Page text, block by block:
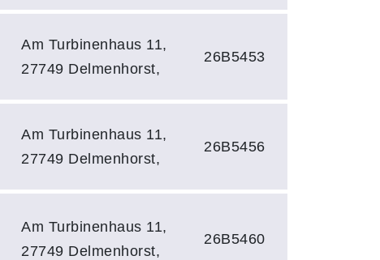
Am Turbinenhaus 11,
27749 Delmenhorst,
26B5453
Am Turbinenhaus 11,
27749 Delmenhorst,
26B5456
Am Turbinenhaus 11,
27749 Delmenhorst,
26B5460